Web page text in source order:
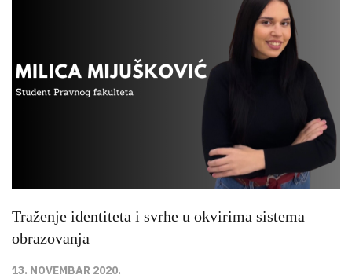
Traženje identiteta i svrhe u okvirima sistema
obrazovanja
13. NOVEMBAR 2020.